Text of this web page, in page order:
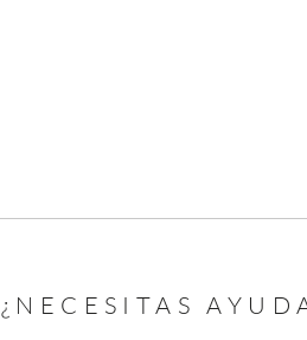
¿NECESITAS